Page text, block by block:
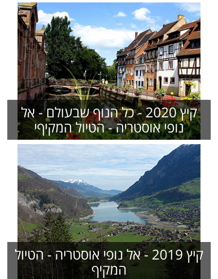
קיץ 2020 - כל הנוף שבעולם - אל
נופי אוסטריה - הטיול המקיףי
קיץ 2019 - אל נופי אוסטריה - הטיול
המקיף